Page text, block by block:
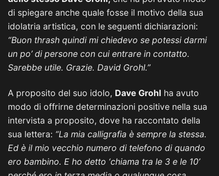
di spiegare anche quale fosse il motivo della sua
idolatria artistica, con le seguenti dichiarazioni:
“Buon thrash quindi mi chiedevo se potessi darmi
un po’ di persone con cui entrare in contatto.
Sarebbe utile. Grazie. David Grohl.”
A proposito del suo idolo, Dave Grohl ha avuto
modo di offrirne determinazioni positive nella sua
intervista a proposito, dove ha raccontato della
sua lettera: “La mia calligrafia è sempre la stessa.
Ed è il mio vecchio numero di telefono di quando
ero bambino. E ho detto ‘chiama tra le 3 e le 10’